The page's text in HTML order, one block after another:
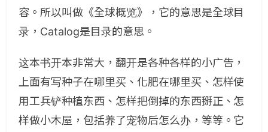
容。所以叫做《全球概览》，它的意思是全球目
录，Catalog是目录的意思。
这本书开本非常大，翻开是各种各样的小广告，
上面有写种子在哪里买、化肥在哪里买、怎样使
用工兵铲种植东西、怎样把倒掉的东西掰正、怎
样做小木屋，包括养了宠物后怎么办，等等。它